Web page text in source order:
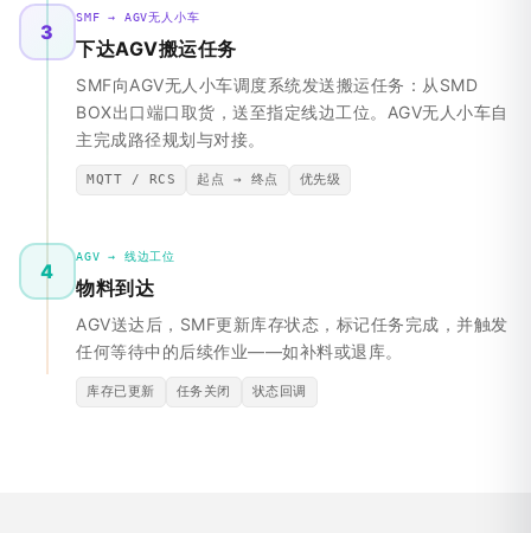
3
SMF → AGV无人小车
下达AGV搬运任务
SMF向AGV无人小车调度系统发送搬运任务：从SMD
BOX出口端口取货，送至指定线边工位。AGV无人小车自
主完成路径规划与对接。
MQTT / RCS 起点 → 终点 优先级
4
AGV → 线边工位
物料到达
AGV送达后，SMF更新库存状态，标记任务完成，并触发
任何等待中的后续作业——如补料或退库。
库存已更新 任务关闭 状态回调